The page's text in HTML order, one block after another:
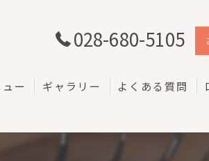
028-680-5105
ー ギャラリー よくある質問